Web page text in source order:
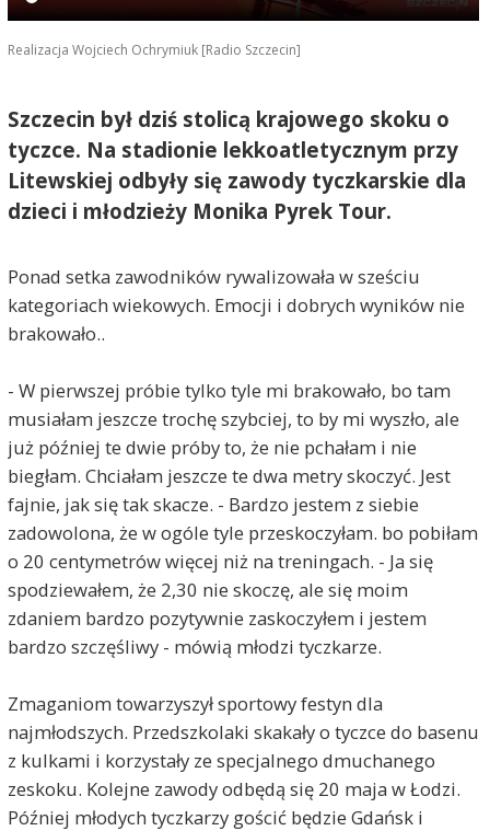
Realizacja Wojciech Ochrymiuk [Radio Szczecin]
Szczecin był dziś stolicą krajowego skoku o
tyczce. Na stadionie lekkoatletycznym przy
Litewskiej odbyły się zawody tyczkarskie dla
dzieci i młodzieży Monika Pyrek Tour.
Ponad setka zawodników rywalizowała w sześciu
kategoriach wiekowych. Emocji i dobrych wyników nie
brakowało..
- W pierwszej próbie tylko tyle mi brakowało, bo tam
musiałam jeszcze trochę szybciej, to by mi wyszło, ale
już później te dwie próby to, że nie pchałam i nie
biegłam. Chciałam jeszcze te dwa metry skoczyć. Jest
fajnie, jak się tak skacze. - Bardzo jestem z siebie
zadowolona, że w ogóle tyle przeskoczyłam. bo pobiłam
o 20 centymetrów więcej niż na treningach. - Ja się
spodziewałem, że 2,30 nie skoczę, ale się moim
zdaniem bardzo pozytywnie zaskoczyłem i jestem
bardzo szczęśliwy - mówią młodzi tyczkarze.
Zmaganiom towarzyszył sportowy festyn dla
najmłodszych. Przedszkolaki skakały o tyczce do basenu
z kulkami i korzystały ze specjalnego dmuchanego
zeskoku. Kolejne zawody odbędą się 20 maja w Łodzi.
Później młodych tyczkarzy gościć będzie Gdańsk i